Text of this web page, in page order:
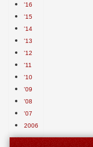
'16
'15
'14
'13
'12
'11
'10
'09
'08
'07
2006